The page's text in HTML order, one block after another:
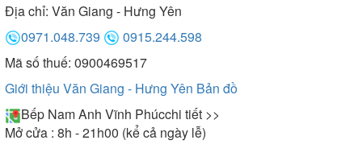
Địa chỉ: Văn Giang - Hưng Yên
0971.048.739
0915.244.598
Mã số thuế: 0900469517
Giới thiệu Văn Giang - Hưng Yên Bản đồ
Bếp Nam Anh Vĩnh Phúcchi tiết >>
Mở cửa : 8h - 21h00 (kể cả ngày lễ)